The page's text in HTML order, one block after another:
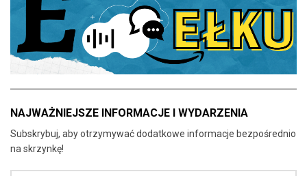
NAJWAŻNIEJSZE INFORMACJE I WYDARZENIA
Subskrybuj, aby otrzymywać dodatkowe informacje bezpośrednio
na skrzynkę!